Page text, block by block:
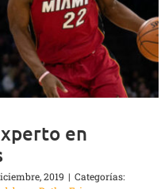
en
2019 | Categorías: